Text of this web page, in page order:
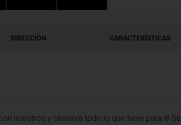
DIRECCIÓN CARACTERÍSTICAS
nosotros y observa todo lo que tiene para ti! Se